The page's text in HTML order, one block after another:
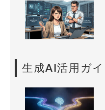
生成AI活用ガイ